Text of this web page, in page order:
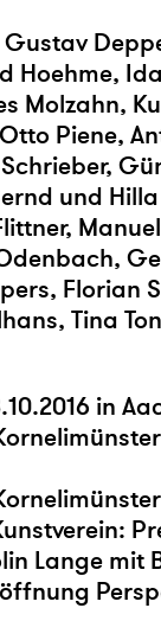
Hoehme,
Molzahn,
Piene,
und
Florian
Tina
in
Lange mit